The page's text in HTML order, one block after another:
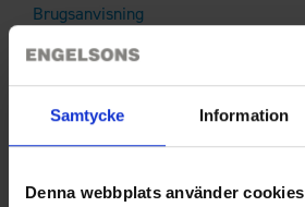
Samtycke Information
Denna webbplats använder cookies
Brugsanvisning
Teknisk specifikation
Du har måske også brug for